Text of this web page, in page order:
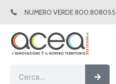
NUMERO VERDE 800.808055
Cerca